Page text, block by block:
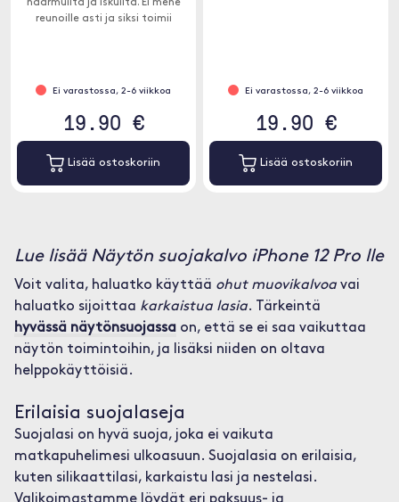
naarmuilta ja iskuilta. Ei mene
reunoille asti ja siksi toimii
Ei varastossa, 2-6 viikkoa
19.90 €
Lisää ostoskoriin
Ei varastossa, 2-6 viikkoa
19.90 €
Lisää ostoskoriin
Lue lisää Näytön suojakalvo iPhone 12 Pro lle
Voit valita, haluatko käyttää ohut muovikalvoavai
haluatko sijoittaa karkaistua lasia. Tärkeintä
hyvässä näytönsuojassaon, että se ei saa vaikuttaa
näytön toimintoihin, ja lisäksi niiden on oltava
helppokäyttöisiä.
Erilaisia suojalaseja
Suojalasi on hyvä suoja, joka ei vaikuta
matkapuhelimesi ulkoasuun. Suojalasia on erilaisia,
kuten silikaattilasi, karkaistu lasi ja nestelasi.